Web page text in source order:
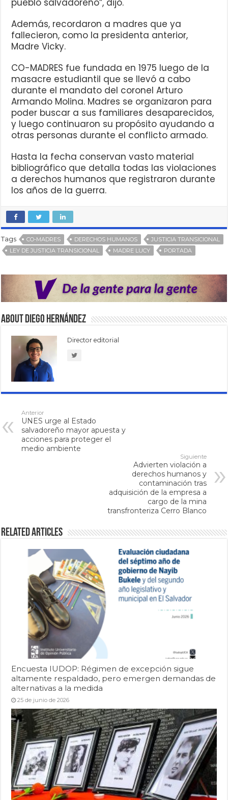
Además, recordaron a madres que ya
fallecieron, como la presidenta anterior,
Madre Vicky.
CO-MADRES fue fundada en 1975 luego de la
masacre estudiantil que se llevó a cabo
durante el mandato del coronel Arturo
Armando Molina. Madres se organizaron para
poder buscar a sus familiares desaparecidos,
y luego continuaron su propósito ayudando a
otras personas durante el conflicto armado.
Hasta la fecha conservan vasto material
bibliográfico que detalla todas las violaciones
a derechos humanos que registraron durante
los años de la guerra.
Tags CO-MADRES DERECHOS HUMANOS
JUSTICIA TRANSICIONAL
LEY DE JUSTICIA TRANSICIONAL
MADRE LUCY PORTADA
About Diego Hernández
Director editorial
Anterior
UNES urge al Estado
salvadoreño mayor apuesta y
acciones para proteger el
medio ambiente
Siguiente
Advierten violación a
derechos humanos y
contaminación tras
adquisición de la empresa a
cargo de la mina
transfronteriza Cerro Blanco
Related Articles
Encuesta IUDOP: Régimen de excepción sigue
altamente respaldado, pero emergen demandas de
alternativas a la medida
25 de junio de 2026